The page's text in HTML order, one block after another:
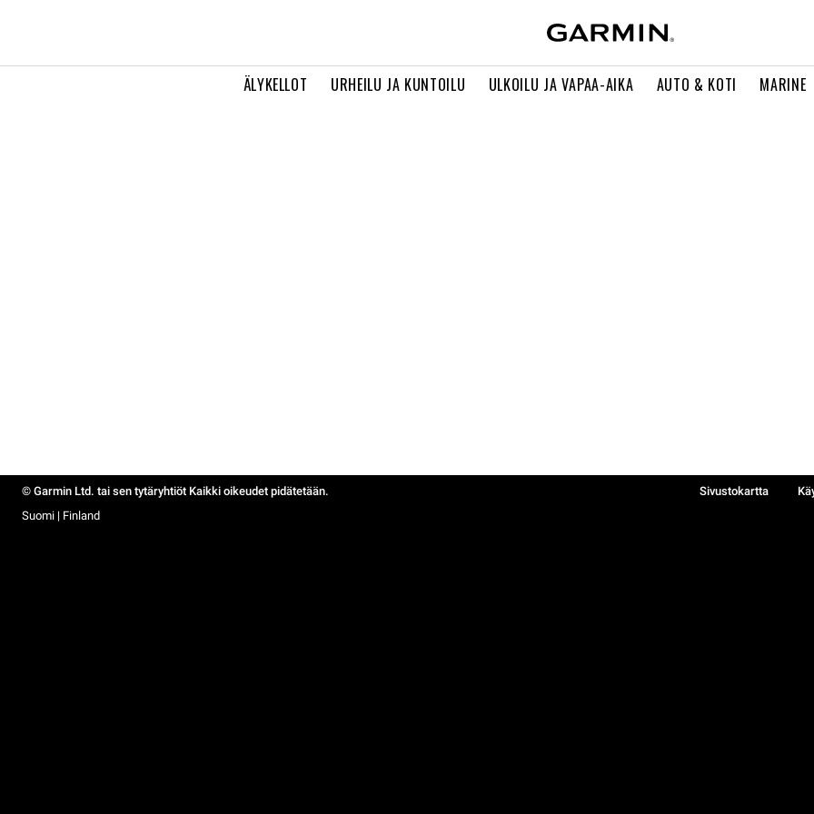
ÄLYKELLOT URHEILU JA KUNTOILU ULKOILU JA VAPAA-AIKA AUTO & KOTI MARINE
© Garmin Ltd. tai sen tytäryhtiöt Kaikki oikeudet pidätetään. Sivustokartta
Suomi | Finland